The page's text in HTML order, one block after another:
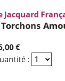
Jacquard
€
: